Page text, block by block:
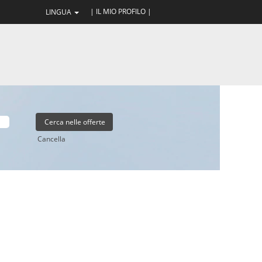
LINGUA | IL MIO PROFILO |
Cancella